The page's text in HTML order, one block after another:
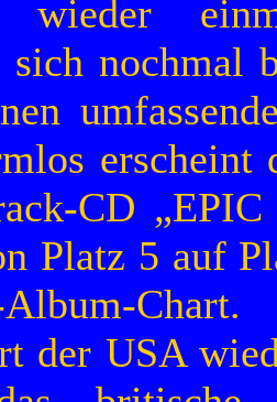
wieder
sich nochmal
erscheint
CD
Platz 5 auf
Album-
der USA